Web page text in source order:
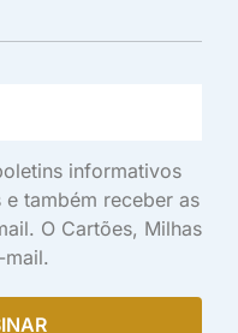
informativos
também receber as
O Cartões, Milhas